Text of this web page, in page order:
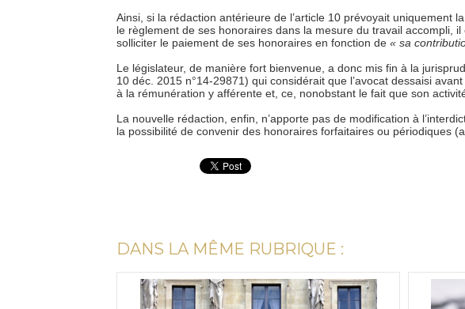
Ainsi, si la rédaction antérieure de l’article 10 prévoyait uniquement
le règlement de ses honoraires dans la mesure du travail accompli,
solliciter le paiement de ses honoraires en fonction de « sa
Le législateur, de manière fort bienvenue, a donc mis fin à la
10 déc. 2015 n°14-29871) qui considérait que l’avocat dessaisi
à la rémunération y afférente et, ce, nonobstant le fait que son
La nouvelle rédaction, enfin, n’apporte pas de modification à
la possibilité de convenir des honoraires forfaitaires ou périodiques
DANS LA MÊME RUBRIQUE :